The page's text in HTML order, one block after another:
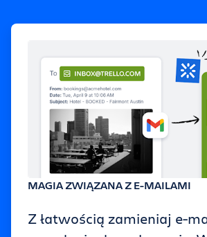
MAGIA ZWIĄZANA Z E-MAILAMI
Z łatwością zamieniaj e-